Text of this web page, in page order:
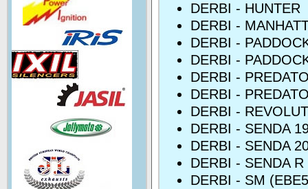
DERBI - HUNTER
DERBI -
DERBI -
DERBI -
DERBI -
DERBI -
DERBI -
DERBI - SENDA
DERBI - SENDA
DERBI - SENDA
DERBI - SM